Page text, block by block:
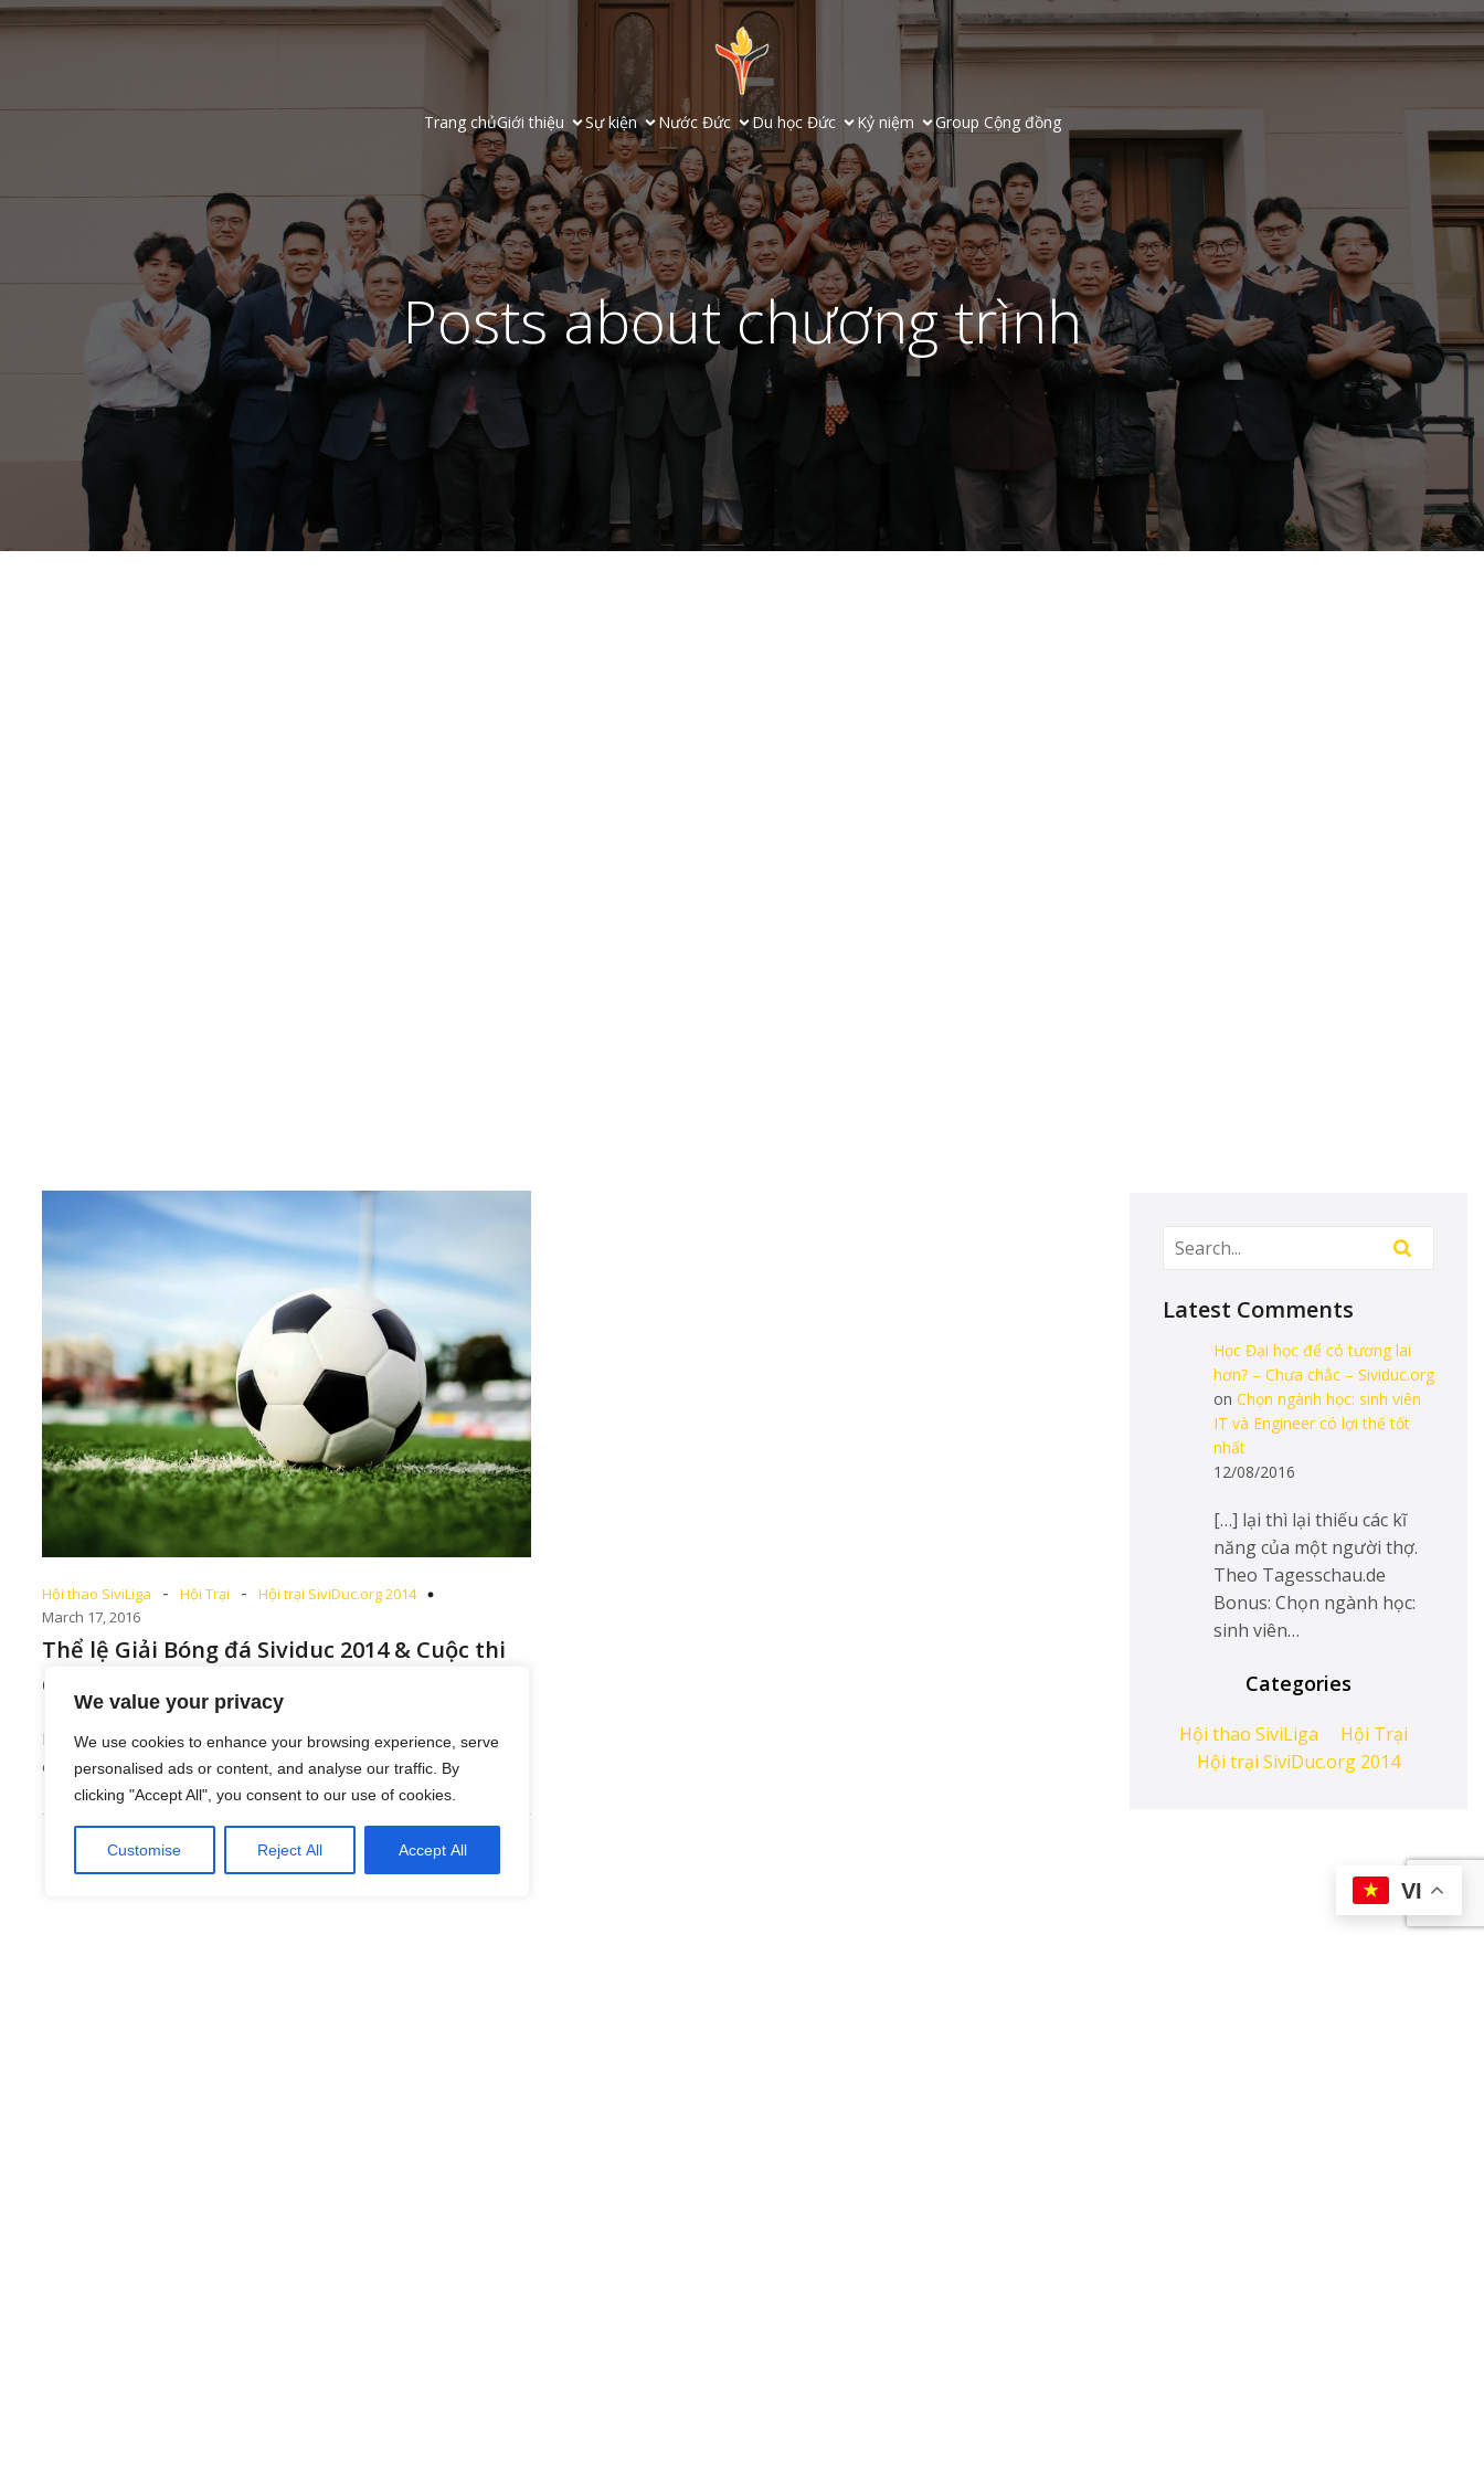
We value your privacy
We use cookies to enhance your browsing experience, serve
personalised ads or content, and analyse our traffic. By
clicking "Accept All", you consent to our use of cookies.
Customise Reject All Accept All
Trang chủGiới thiệu Sự kiện Nước Đức Du học Đức Kỷ niệm Group Cộng đồng
Posts about chương trình
Hội thao SiviLiga - Hội Trại -
Hội trại SiviDuc.org 2014
March 17, 2016
Thể lệ Giải Bóng đá Sividuc 2014 & Cuộc thi
Cắt tỉa Hoa Củ Quả Sividuc 2014
BTC Hội Trại Sividuc 2014 xin gửi đến các bạn Thể lệ và
chương trình của Giải[…]
Latest Comments
Học Đại học để có tương lai
hơn? – Chưa chắc – Sividuc.org
on Chọn ngành học: sinh viên
IT và Engineer có lợi thế tốt
nhất
12/08/2016
[…] lại thì lại thiếu các kĩ
năng của một người thợ.
Theo Tagesschau.de
Bonus: Chọn ngành học:
sinh viên…
Categories
Hội thao SiviLiga
Hội Trại
Hội trại SiviDuc.org 2014
VI